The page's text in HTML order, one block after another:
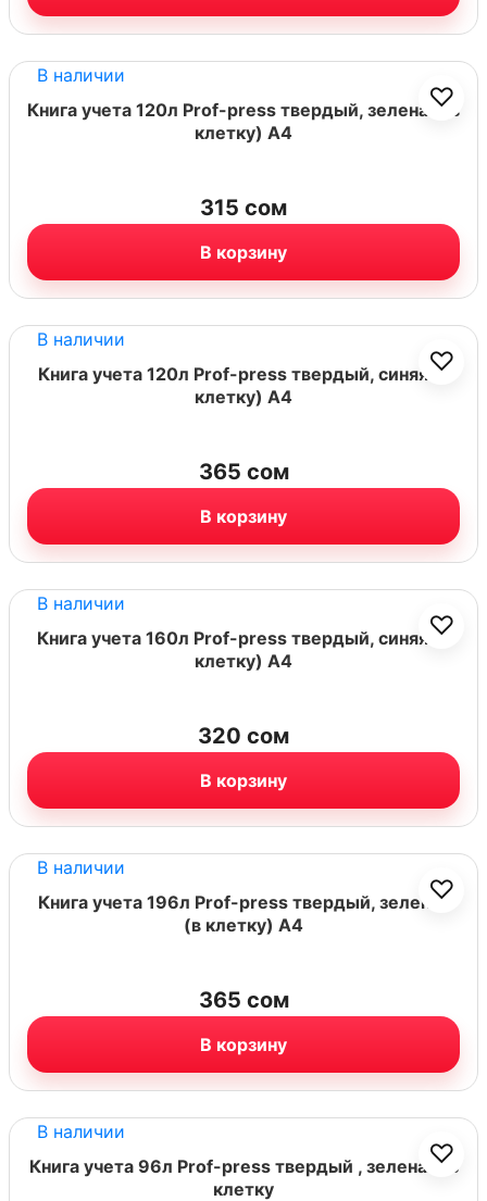
В наличии
♡
Книга учета 120л Prof-press твердый, зеленая (в
клетку) А4
315 сом
В корзину
В наличии
♡
Книга учета 120л Prof-press твердый, синяя (в
клетку) А4
365 сом
В корзину
В наличии
♡
Книга учета 160л Prof-press твердый, синяя (в
клетку) А4
320 сом
В корзину
В наличии
♡
Книга учета 196л Prof-press твердый, зеленая
(в клетку) А4
365 сом
В корзину
В наличии
♡
Книга учета 96л Prof-press твердый , зеленая (в
клетку